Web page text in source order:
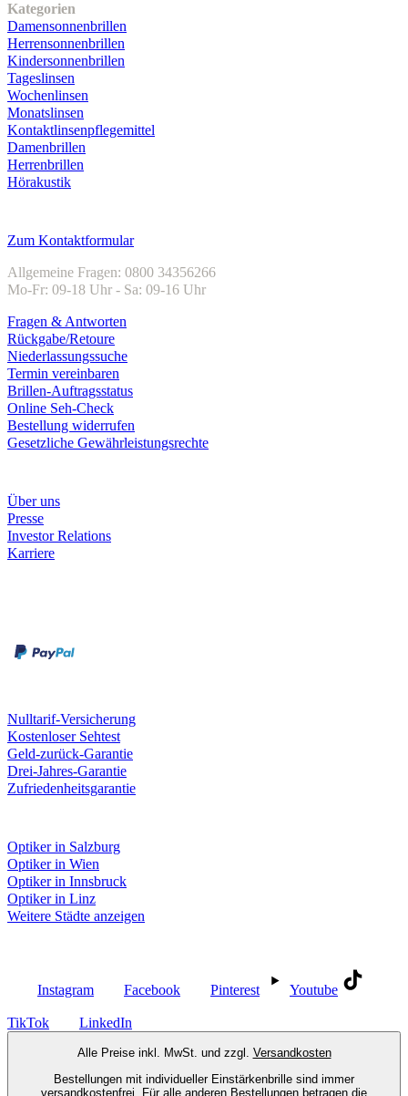
Kategorien
Damensonnenbrillen
Herrensonnenbrillen
Kindersonnenbrillen
Tageslinsen
Wochenlinsen
Monatslinsen
Kontaktlinsenpflegemittel
Damenbrillen
Herrenbrillen
Hörakustik
Zum Kontaktformular
Allgemeine Fragen: 0800 34356266
Mo-Fr: 09-18 Uhr - Sa: 09-16 Uhr
Fragen & Antworten
Rückgabe/Retoure
Niederlassungssuche
Termin vereinbaren
Brillen-Auftragsstatus
Online Seh-Check
Bestellung widerrufen
Gesetzliche Gewährleistungsrechte
Über uns
Presse
Investor Relations
Karriere
Nulltarif-Versicherung
Kostenloser Sehtest
Geld-zurück-Garantie
Drei-Jahres-Garantie
Zufriedenheitsgarantie
Optiker in Salzburg
Optiker in Wien
Optiker in Innsbruck
Optiker in Linz
Weitere Städte anzeigen
Instagram Facebook Pinterest Youtube
TikTok LinkedIn
Alle Preise inkl. MwSt. und zzgl. Versandkosten
Bestellungen mit individueller Einstärkenbrille sind immer
versandkostenfrei. Für alle anderen Bestellungen betragen die